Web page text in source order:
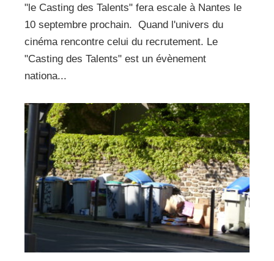
"le Casting des Talents" fera escale à Nantes le
10 septembre prochain. Quand l'univers du
cinéma rencontre celui du recrutement. Le
"Casting des Talents" est un évènement
nationa...